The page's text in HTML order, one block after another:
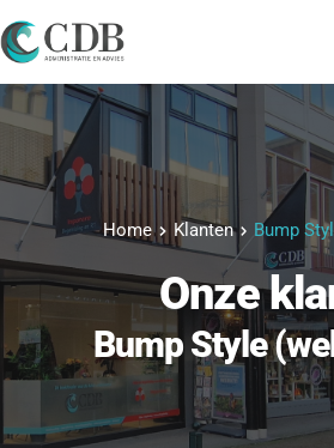
naar
de
Home Klanten Bump
Onze
Bump Style